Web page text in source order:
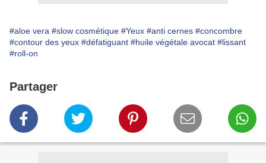
#aloe vera #slow cosmétique #Yeux #anti cernes #concombre
#contour des yeux #défatiguant #huile végétale avocat #lissant
#roll-on
Partager